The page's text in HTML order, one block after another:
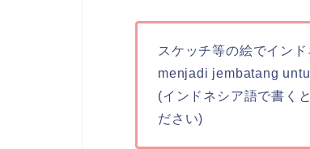
スケッチ等の絵でイン
menjadi jembatang
(インドネシア語で書く
ださい)